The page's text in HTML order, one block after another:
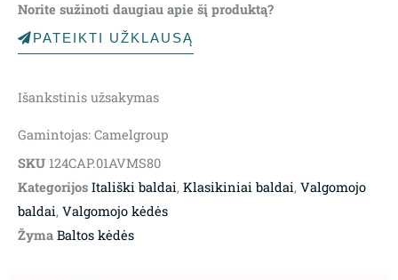
Norite sužinoti daugiau apie šį produktą?
PATEIKTI UŽKLAUSĄ
Išankstinis užsakymas
Gamintojas: Camelgroup
SKU 124CAP.01AVMS80
Kategorijos Itališki baldai, Klasikiniai baldai, Valgomojo
baldai, Valgomojo kėdės
Žyma Baltos kėdės